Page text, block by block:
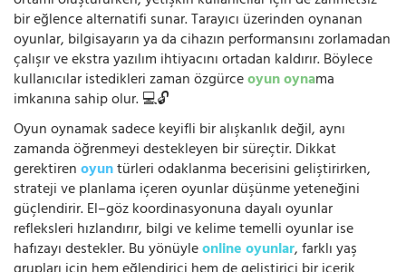
bir eğlence alternatifi sunar. Tarayıcı üzerinden oynanan
oyunlar, bilgisayarın ya da cihazın performansını zorlamadan
çalışır ve ekstra yazılım ihtiyacını ortadan kaldırır. Böylece
kullanıcılar istedikleri zaman özgürceoyun oynama
imkanına sahip olur. 💻🔓
Oyun oynamak sadece keyifli bir alışkanlık değil, aynı
zamanda öğrenmeyi destekleyen bir süreçtir. Dikkat
gerektirenoyuntürleri odaklanma becerisini geliştirirken,
strateji ve planlama içeren oyunlar düşünme yeteneğini
güçlendirir. El–göz koordinasyonuna dayalı oyunlar
refleksleri hızlandırır, bilgi ve kelime temelli oyunlar ise
hafızayı destekler. Bu yönüyleonline oyunlar, farklı yaş